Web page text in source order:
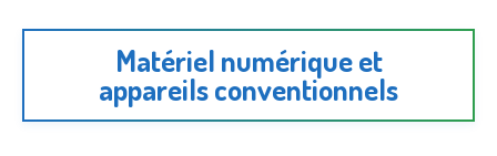
Matériel numérique et
appareils conventionnels